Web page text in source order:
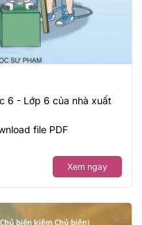
6 - Lớp 6 của nhà xuất
file PDF
Xem ngay